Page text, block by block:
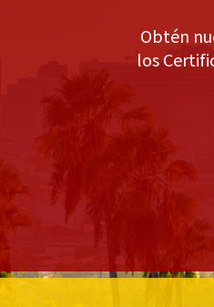
Obtén
los